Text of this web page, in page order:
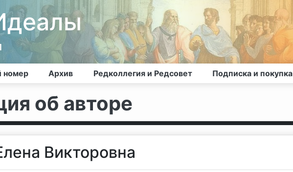
номер Архив Редколлегия и Редсовет Подписка и покупка
об авторе
Викторовна